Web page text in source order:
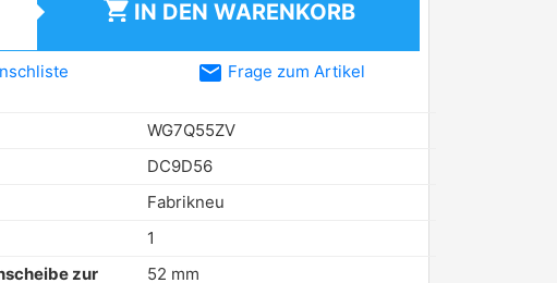
shopping_cart IN DEN WARENKORB
email Frage zum Artikel
WG7Q55ZV
DC9D56
Fabrikneu
1
zur
52 mm